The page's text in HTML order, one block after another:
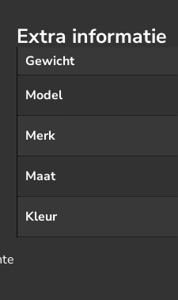
Extra informatie
Gewicht
Model
Merk
Maat
Kleur